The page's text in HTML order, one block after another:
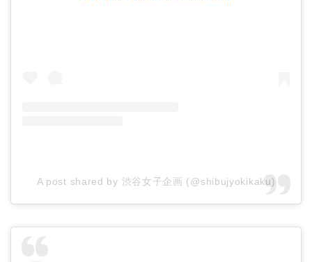
A post shared by 渋谷女子企画 (@shibujyokikaku)